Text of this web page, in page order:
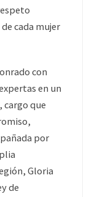
cada mujer
con
en un
cargo que
por
Gloria
de